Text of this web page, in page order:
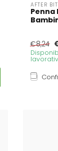
AFTER
€8,24